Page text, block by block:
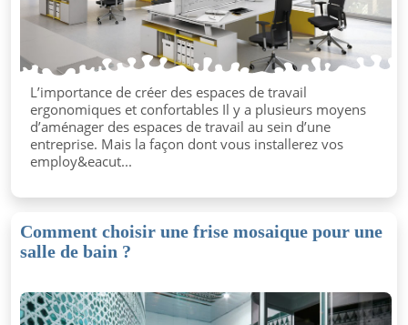
L’importance de créer des espaces de travail
ergonomiques et confortables Il y a plusieurs moyens
d’aménager des espaces de travail au sein d’une
entreprise. Mais la façon dont vous installerez vos
employ&eacut...
Comment choisir une frise mosaique pour une
salle de bain ?